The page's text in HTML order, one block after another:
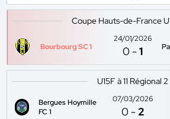
Coupe Hauts-de-France
Bourbourg SC 1
24/01/2026
0 -1
U15F à 11 Régional 2
Bergues Hoymille
FC 1
07/03/2026
0 -2